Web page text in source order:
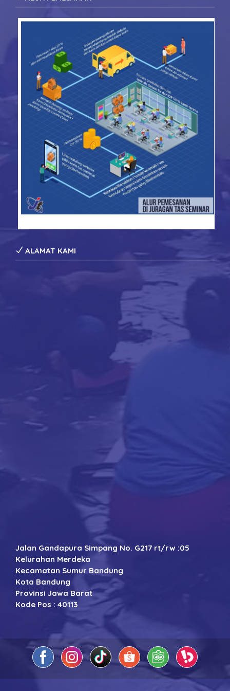
ALAMAT KAMI
Jalan Gandapura Simpang No. G217 rt/rw :05
Kelurahan Merdeka
Kecamatan Sumur Bandung
Kota Bandung
Provinsi Jawa Barat
Kode Pos : 40113